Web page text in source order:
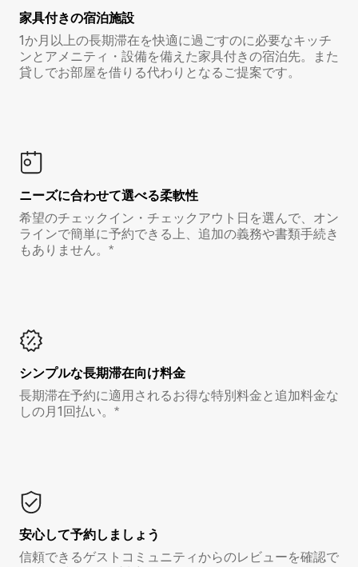
家具付き⁠の宿⁠泊⁠施⁠設
1か月以上の長期滞在を快適に過ごすのに必要なキッチ
ンとアメニティ・設備を備えた家具付きの宿泊先。また
貸しでお部屋を借りる代わりとなるご提案です。
ニーズに合わせて選べる柔軟性
希望のチェックイン・チェックアウト日を選んで、オン
ラインで簡単に予約できる上、追加の義務や書類手続き
もありません。*
シンプルな長期滞在向け料金
長期滞在予約に適用されるお得な特別料金と追加料金な
しの月1回払い。*
安心して予約しましょう
信頼できるゲストコミュニティからのレビューを確認で